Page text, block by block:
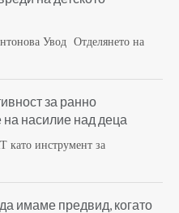
Увод Отделянето на
за ранно
на насилие над деца
инструмент за
имаме предвид, когато